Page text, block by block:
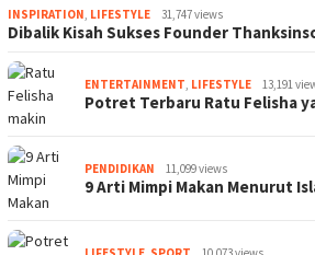
INSPIRATION, LIFESTYLE 31,747 views
Dibalik Kisah Sukses Founder
ENTERTAINMENT, LIFESTYLE 13,191
Potret Terbaru Ratu Felisha
PENDIDIKAN 11,099 views
9 Arti Mimpi Makan Menurut